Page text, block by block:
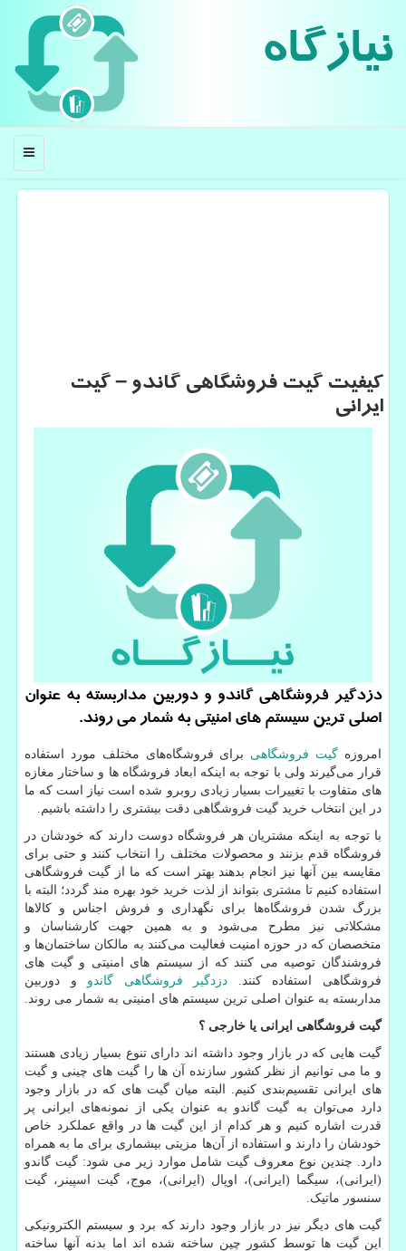
نیازگاه
منو
كیفیت گیت فروشگاهی گاندو – گیت
ایرانی
دزدگیر فروشگاهی گاندو و دوربین مداربسته به عنوان
اصلی ترین سیستم های امنیتی به شمار می روند.
امروزه گیت فروشگاهی برای فروشگاه‌های مختلف مورد استفاده
قرار می‌گیرند ولی با توجه به اینکه ابعاد فروشگاه ها و ساختار مغازه
های متفاوت با تغییرات بسیار زیادی روبرو شده است نیاز است که ما
در این انتخاب خرید گیت فروشگاهی دقت بیشتری را داشته باشیم.
با توجه به اینکه مشتریان هر فروشگاه دوست دارند که خودشان در
فروشگاه قدم بزنند و محصولات مختلف را انتخاب کنند و حتی برای
مقایسه بین آنها نیز انجام بدهند بهتر است که ما از گیت فروشگاهی
استفاده کنیم تا مشتری بتواند از لذت خرید خود بهره مند گردد؛ البته با
بزرگ شدن فروشگاه‌ها برای نگهداری و فروش اجناس و کالاها
مشکلاتی نیز مطرح می‌شود و به همین جهت کارشناسان و
متخصصان که در حوزه امنیت فعالیت می‌کنند به مالکان ساختمان‌ها و
فروشندگان توصیه می کنند که از سیستم های امنیتی و گیت های
فروشگاهی استفاده کنند. دزدگیر فروشگاهی گاندو و دوربین
مداربسته به عنوان اصلی ترین سیستم های امنیتی به شمار می روند.
گیت فروشگاهی ایرانی یا خارجی ؟
گیت هایی که در بازار وجود داشته اند دارای تنوع بسیار زیادی هستند
و ما می توانیم از نظر کشور سازنده آن ها را گیت های چینی و گیت
های ایرانی تقسیم‌بندی کنیم. البته میان گیت های که در بازار وجود
دارد می‌توان به گیت گاندو به عنوان یکی از نمونه‌های ایرانی پر
قدرت اشاره کنیم و هر کدام از این گیت ها در واقع عملکرد خاص
خودشان را دارند و استفاده از آن‌ها مزیتی بیشماری برای ما به همراه
دارد. چندین نوع معروف گیت شامل موارد زیر می شود: گیت گاندو
(ایرانی)، سیگما (ایرانی)، اوپال (ایرانی)، موج، گیت اسپینر، گیت
سنسور ماتیک.
گیت های دیگر نیز در بازار وجود دارند که برد و سیستم الکترونیکی
این گیت ها توسط کشور چین ساخته شده اند اما بدنه آنها ساخته